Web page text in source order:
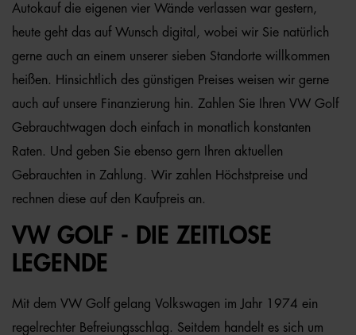
Autokauf die eigenen vier Wände verlassen war gestern,
heute geht das auf Wunsch digital, wobei wir Sie natürlich
gerne auch an einem unserer sieben Standorte willkommen
heißen. Hinsichtlich des günstigen Preises weisen wir gerne
auch auf unsere Finanzierung hin. Zahlen Sie Ihren VW Golf
Gebrauchtwagen doch einfach in monatlich konstanten
Raten. Und geben Sie ebenso gern Ihren aktuellen
Gebrauchten in Zahlung. Wir zahlen Höchstpreise und
rechnen diese auf den Kaufpreis an.
VW GOLF - DIE ZEITLOSE
LEGENDE
Mit dem VW Golf gelang Volkswagen im Jahr 1974 ein
regelrechter Befreiungsschlag. Seitdem handelt es sich um